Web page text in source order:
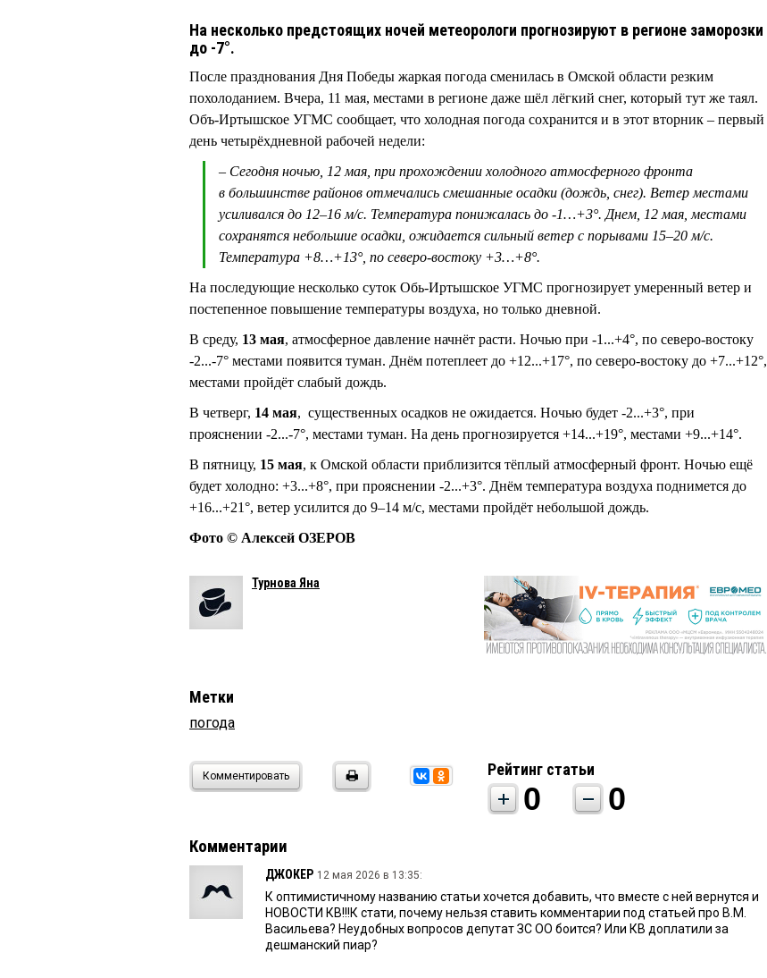
На несколько предстоящих ночей метеорологи прогнозируют в регионе заморозки
до -7°.
После празднования Дня Победы жаркая погода сменилась в Омской области резким
похолоданием. Вчера, 11 мая, местами в регионе даже шёл лёгкий снег, который тут же таял.
Объ-Иртышское УГМС сообщает, что холодная погода сохранится и в этот вторник – первый
день четырёхдневной рабочей недели:
– Сегодня ночью, 12 мая, при прохождении холодного атмосферного фронта
в большинстве районов отмечались смешанные осадки (дождь, снег). Ветер местами
усиливался до 12–16 м/с. Температура понижалась до -1…+3°. Днем, 12 мая, местами
сохранятся небольшие осадки, ожидается сильный ветер с порывами 15–20 м/с.
Температура +8…+13°, по северо-востоку +3…+8°.
На последующие несколько суток Обь-Иртышское УГМС прогнозирует умеренный ветер и
постепенное повышение температуры воздуха, но только дневной.
В среду, 13 мая, атмосферное давление начнёт расти. Ночью при -1...+4°, по северо-востоку
-2...-7° местами появится туман. Днём потеплеет до +12...+17°, по северо-востоку до +7...+12°,
местами пройдёт слабый дождь.
В четверг, 14 мая, существенных осадков не ожидается. Ночью будет -2...+3°, при
прояснении -2...-7°, местами туман. На день прогнозируется +14...+19°, местами +9...+14°.
В пятницу, 15 мая, к Омской области приблизится тёплый атмосферный фронт. Ночью ещё
будет холодно: +3...+8°, при прояснении -2...+3°. Днём температура воздуха поднимется до
+16...+21°, ветер усилится до 9–14 м/с, местами пройдёт небольшой дождь.
Фото © Алексей ОЗЕРОВ
Турнова Яна
Метки
погода
Комментировать Рейтинг статьи
0 0
Комментарии
ДЖОКЕР 12 мая 2026 в 13:35:
К оптимистичному названию статьи хочется добавить, что вместе с ней вернутся и
НОВОСТИ КВ!!!К стати, почему нельзя ставить комментарии под статьей про В.М.
Васильева? Неудобных вопросов депутат ЗС ОО боится? Или КВ доплатили за
дешманский пиар?